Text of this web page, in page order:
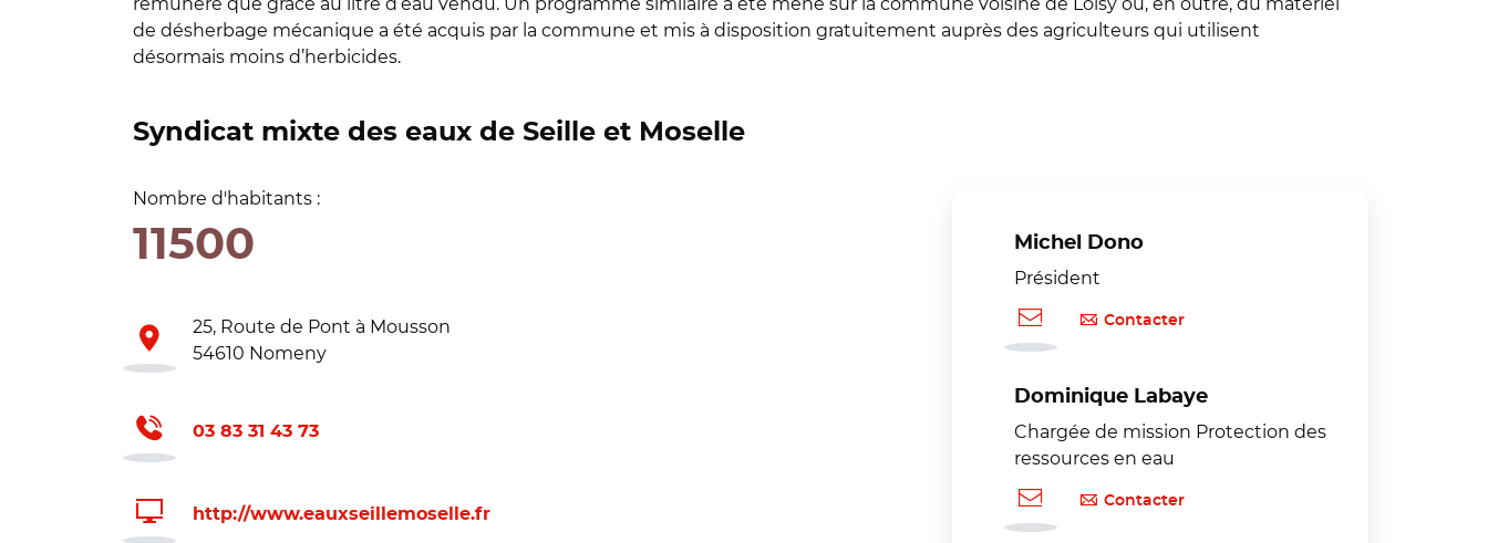
de désherbage mécanique a été acquis par la commune et mis à disposition gratuitement auprès des agriculteurs qui utilisent
désormais moins d’herbicides.
Syndicat mixte des eaux de Seille et Moselle
Nombre d'habitants :
11500
25, Route de Pont à Mousson
54610 Nomeny
03 83 31 43 73
http://www.eauxseillemoselle.fr
Michel Dono
Président
Contacter
Dominique Labaye
Chargée de mission Protection des
ressources en eau
Contacter